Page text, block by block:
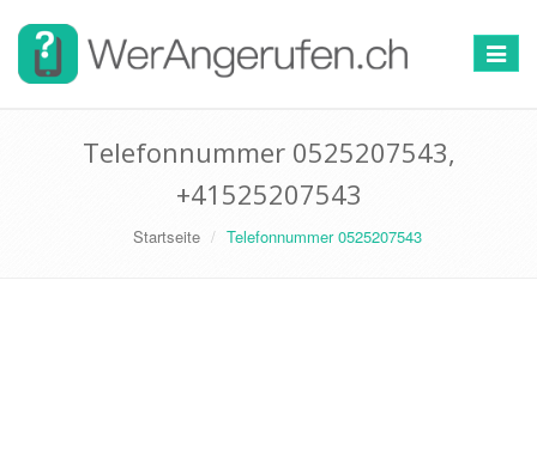
Toggle
Telefonnummer 0525207543,
+41525207543
Startseite Telefonnummer 0525207543